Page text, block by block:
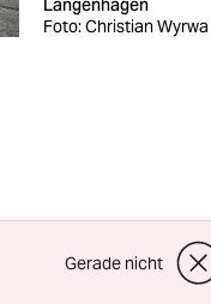
Langenhagen
Foto: Christian Wyrwa
Gerade nicht